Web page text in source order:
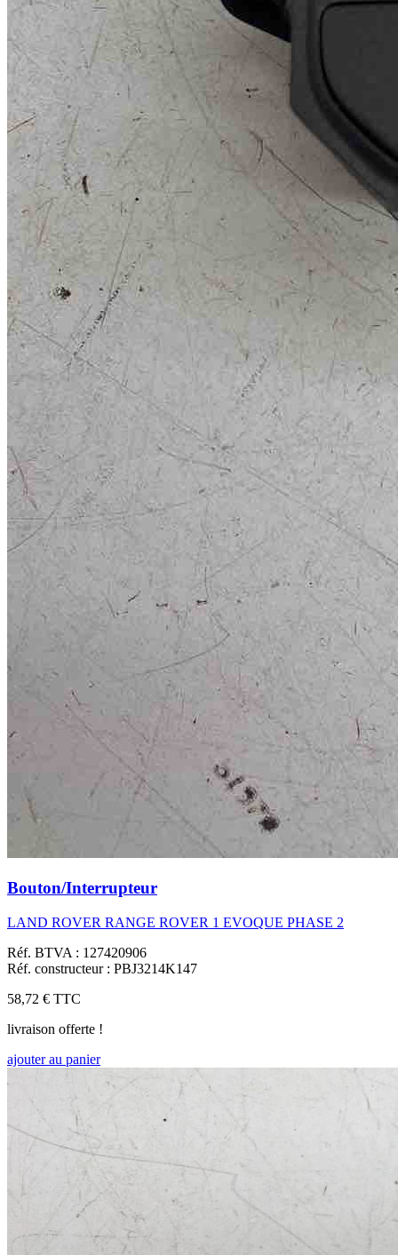
Bouton/Interrupteur
LAND ROVER RANGE ROVER 1 EVOQUE PHASE 2
Réf. BTVA : 127420906
Réf. constructeur : PBJ3214K147
58,72 € TTC
livraison offerte !
ajouter au panier